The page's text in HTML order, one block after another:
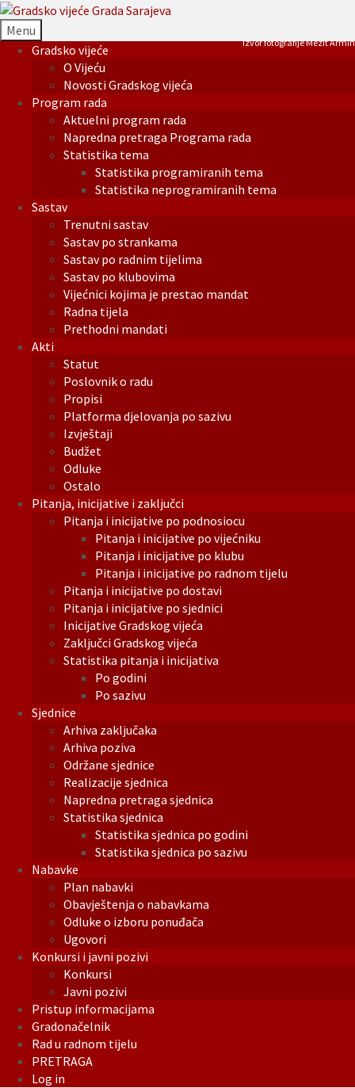
Menu
Gradsko vijeće
O Vijeću
Novosti Gradskog vijeća
Program rada
Aktuelni program rada
Napredna pretraga Programa rada
Statistika tema
Statistika programiranih tema
Statistika neprogramiranih tema
Sastav
Trenutni sastav
Sastav po strankama
Sastav po radnim tijelima
Sastav po klubovima
Vijećnici kojima je prestao mandat
Radna tijela
Prethodni mandati
Akti
Statut
Poslovnik o radu
Propisi
Platforma djelovanja po sazivu
Izvještaji
Budžet
Odluke
Ostalo
Pitanja, inicijative i zaključci
Pitanja i inicijative po podnosiocu
Pitanja i inicijative po vijećniku
Pitanja i inicijative po klubu
Pitanja i inicijative po radnom tijelu
Pitanja i inicijative po dostavi
Pitanja i inicijative po sjednici
Inicijative Gradskog vijeća
Zaključci Gradskog vijeća
Statistika pitanja i inicijativa
Po godini
Po sazivu
Sjednice
Arhiva zaključaka
Arhiva poziva
Održane sjednice
Realizacije sjednica
Napredna pretraga sjednica
Statistika sjednica
Statistika sjednica po godini
Statistika sjednica po sazivu
Nabavke
Plan nabavki
Obavještenja o nabavkama
Odluke o izboru ponuđača
Ugovori
Konkursi i javni pozivi
Konkursi
Javni pozivi
Pristup informacijama
Gradonačelnik
Rad u radnom tijelu
PRETRAGA
Log in
Izvor fotografije Mezit Armin